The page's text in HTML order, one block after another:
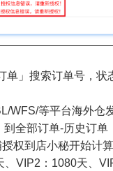
」搜索订单号，
WFS/等平台海外
部订单-历史订单（
小秘开始计算，
：1080天、